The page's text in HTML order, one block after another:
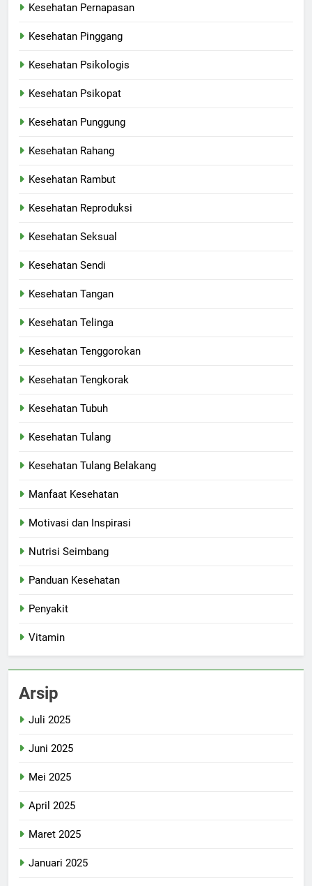
Kesehatan Pernapasan
Kesehatan Pinggang
Kesehatan Psikologis
Kesehatan Psikopat
Kesehatan Punggung
Kesehatan Rahang
Kesehatan Rambut
Kesehatan Reproduksi
Kesehatan Seksual
Kesehatan Sendi
Kesehatan Tangan
Kesehatan Telinga
Kesehatan Tenggorokan
Kesehatan Tengkorak
Kesehatan Tubuh
Kesehatan Tulang
Kesehatan Tulang Belakang
Manfaat Kesehatan
Motivasi dan Inspirasi
Nutrisi Seimbang
Panduan Kesehatan
Penyakit
Vitamin
Arsip
Juli 2025
Juni 2025
Mei 2025
April 2025
Maret 2025
Januari 2025